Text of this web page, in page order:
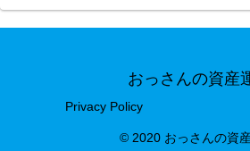
おっさんの資産
Privacy Policy
© 2020 おっさんの資